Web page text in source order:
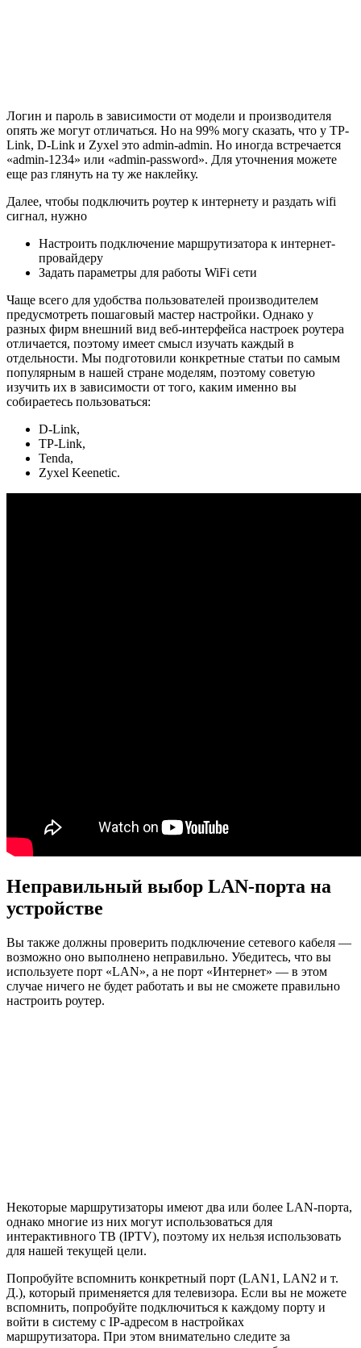
Логин и пароль в зависимости от модели и производителя
опять же могут отличаться. Но на 99% могу сказать, что у TP-
Link, D-Link и Zyxel это admin-admin. Но иногда встречается
«admin-1234» или «admin-password». Для уточнения можете
еще раз глянуть на ту же наклейку.
Далее, чтобы подключить роутер к интернету и раздать wifi
сигнал, нужно
Настроить подключение маршрутизатора к интернет-
провайдеру
Задать параметры для работы WiFi сети
Чаще всего для удобства пользователей производителем
предусмотреть пошаговый мастер настройки. Однако у
разных фирм внешний вид веб-интерфейса настроек роутера
отличается, поэтому имеет смысл изучать каждый в
отдельности. Мы подготовили конкретные статьи по самым
популярным в нашей стране моделям, поэтому советую
изучить их в зависимости от того, каким именно вы
собираетесь пользоваться:
D-Link,
TP-Link,
Tenda,
Zyxel Keenetic.
Неправильный выбор LAN-порта на
устройстве
Вы также должны проверить подключение сетевого кабеля —
возможно оно выполнено неправильно. Убедитесь, что вы
используете порт «LAN», а не порт «Интернет» — в этом
случае ничего не будет работать и вы не сможете правильно
настроить роутер.
Некоторые маршрутизаторы имеют два или более LAN-порта,
однако многие из них могут использоваться для
интерактивного ТВ (IPTV), поэтому их нельзя использовать
для нашей текущей цели.
Попробуйте вспомнить конкретный порт (LAN1, LAN2 и т.
Д.), который применяется для телевизора. Если вы не можете
вспомнить, попробуйте подключиться к каждому порту и
войти в систему с IP-адресом в настройках
маршрутизатора. При этом внимательно следите за